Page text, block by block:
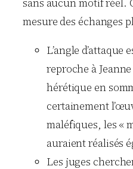
sans aucun motif réel.
mesure des échanges
L’angle
reproche à
hérétique en
certainement
maléfiques, les «
auraient réalisés
Les juges